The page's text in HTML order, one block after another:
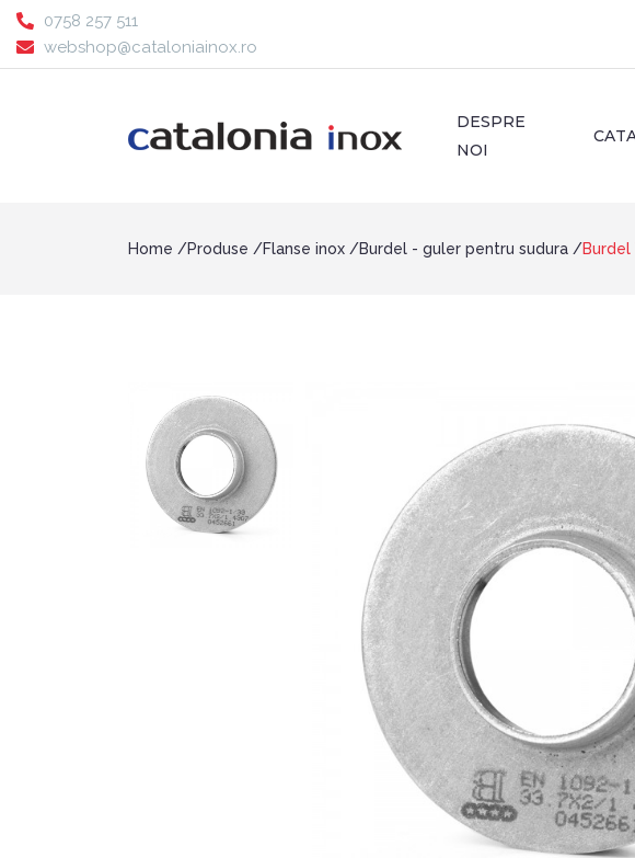
0758 257 511
webshop@cataloniainox.ro
DESPRE
NOI
Home Produse Flanse inox Burdel - guler pentru sudura Burdel